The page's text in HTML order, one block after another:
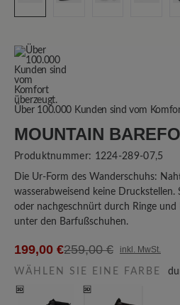
Über 100.000 Kunden sind vom
MOUNTAIN
Produktnummer: 1224-289-07,5
Die Ur-Form des Wanderschuhs:
wasserabweisend keine Druckstellen.
oder nachgeschnürt durch Ringe und
unter den Barfußschuhen.
199,00 €259,00 € inkl. MwSt.
WÄHLEN SIE EINE FARBE